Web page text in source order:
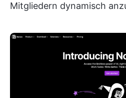
Mitgliedern dynamisch